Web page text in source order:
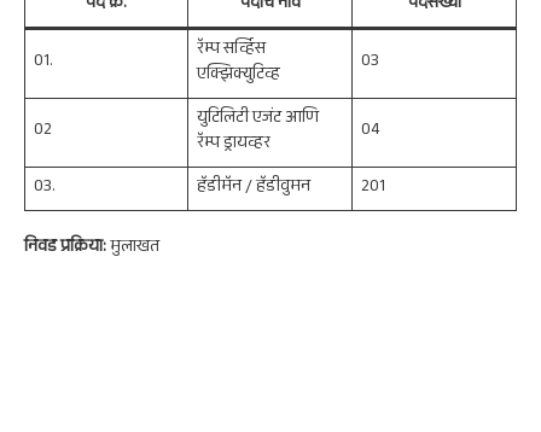
01.
रॅम्प सर्व्हिस
एक्झिक्युटिव्ह
03
02
युटिलिटी एजंट आणि
रॅम्प ड्रायव्हर
04
03.
हॅडीमॅन / हॅडीवुमन 201
निवड प्रक्रिया:मुलाखत